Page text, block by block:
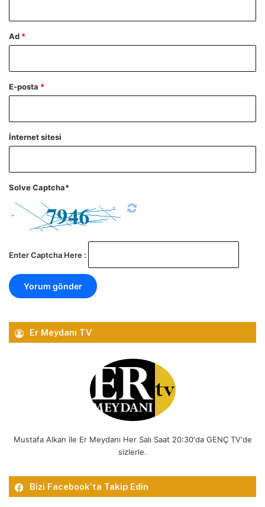
Ad *
E-posta *
İnternet sitesi
Solve Captcha*
Enter Captcha Here :
Er Meydanı TV
Mustafa Alkan ile Er Meydanı Her Salı Saat 20:30'da GENÇ TV'de
sizlerle.
Bizi Facebook’ta Takip Edin